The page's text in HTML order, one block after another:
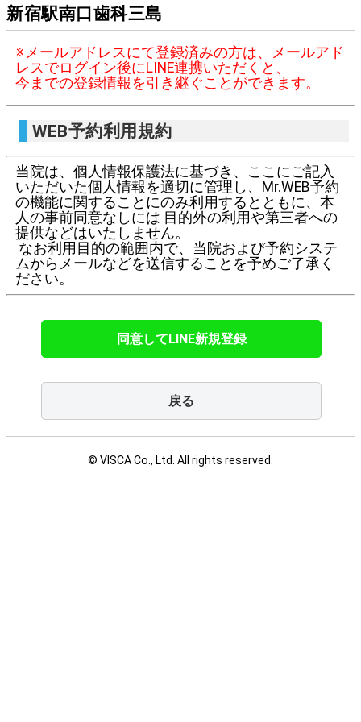
新宿駅南口歯科三島
※メールアドレスにて登録済みの方は、メールアド
レスでログイン後にLINE連携いただくと、
今までの登録情報を引き継ぐことができます。
WEB予約利用規約
当院は、個人情報保護法に基づき、ここにご記入
いただいた個人情報を適切に管理し、Mr.WEB予約
の機能に関することにのみ利用するとともに、本
人の事前同意なしには 目的外の利用や第三者への
提供などはいたしません。
なお利用目的の範囲内で、当院および予約システ
ムからメールなどを送信することを予めご了承く
ださい。
同意してLINE新規登録
戻る
© VISCA Co., Ltd. All rights reserved.